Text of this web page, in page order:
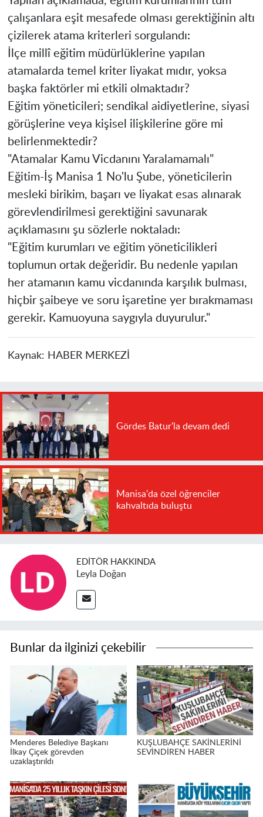
çalışanlara eşit mesafede olması gerektiğinin altı
çizilerek atama kriterleri sorgulandı:
İlçe millî eğitim müdürlüklerine yapılan
atamalarda temel kriter liyakat mıdır, yoksa
başka faktörler mi etkili olmaktadır?
Eğitim yöneticileri; sendikal aidiyetlerine, siyasi
görüşlerine veya kişisel ilişkilerine göre mi
belirlenmektedir?
​"Atamalar Kamu Vicdanını Yaralamamalı"
​Eğitim-İş Manisa 1 No'lu Şube, yöneticilerin
mesleki birikim, başarı ve liyakat esas alınarak
görevlendirilmesi gerektiğini savunarak
açıklamasını şu sözlerle noktaladı:
​"Eğitim kurumları ve eğitim yöneticilikleri
toplumun ortak değeridir. Bu nedenle yapılan
her atamanın kamu vicdanında karşılık bulması,
hiçbir şaibeye ve soru işaretine yer bırakmaması
gerekir. Kamuoyuna saygıyla duyurulur."
Kaynak: HABER MERKEZİ
Gördes Batur'la devam dedi
Manisa'da özel öğrenciler
kahvaltıda buluştu
EDITÖR HAKKINDA
Leyla Doğan
Bunlar da ilginizi çekebilir
Menderes Belediye Başkanı
İlkay Çiçek görevden
uzaklaştırıldı
KUŞLUBAHÇE SAKİNLERİNİ
SEVİNDİREN HABER